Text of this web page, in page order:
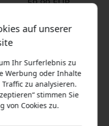
auf unserer
Ihr Surferlebnis zu
Werbung oder Inhalte
zu analysieren.
stimmen Sie
von Cookies zu.